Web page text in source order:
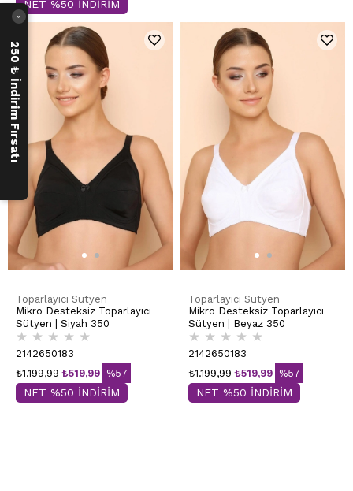
NET %50 İNDİRİM
Toparlayıcı Sütyen
Mikro Desteksiz Toparlayıcı
Sütyen | Siyah 350
★ ★ ★ ★ ★
2142650183
₺519,99
₺1.199,99 %57
NET %50 İNDİRİM
Toparlayıcı Sütyen
Mikro Desteksiz Toparlayıcı
Sütyen | Beyaz 350
★ ★ ★ ★ ★
2142650183
₺519,99
₺1.199,99 %57
NET %50 İNDİRİM
250 ₺ İndirim Fırsatı
›